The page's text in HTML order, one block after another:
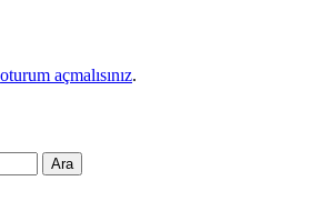
oturum açmalısınız.